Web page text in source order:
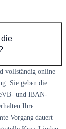
die
vollständig online
Sie geben die
eVB- und IBAN-
Ihre
Vorgang dauert